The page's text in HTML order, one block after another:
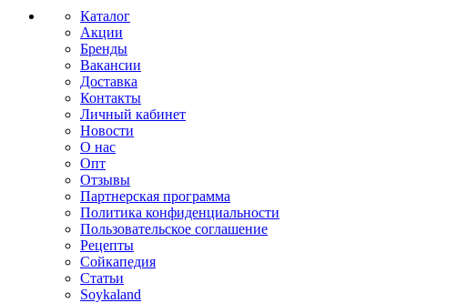
Каталог
Акции
Бренды
Вакансии
Доставка
Контакты
Личный кабинет
Новости
О нас
Опт
Отзывы
Партнерская программа
Политика конфиденциальности
Пользовательское соглашение
Рецепты
Сойкапедия
Статьи
Soykaland